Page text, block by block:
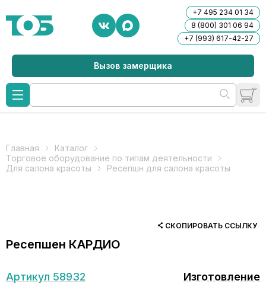
+7 495 234 01 34
8 (800) 301 06 94
+7 (993) 617-42-27
Вызов замерщика
Главная
Каталог
Торговое оборудование по типам деятельности
Для салона красоты
Ресепшн для салона красоты
СКОПИРОВАТЬ ССЫЛКУ
Ресепшен КАРДИО
Артикул 58932 Изготовление